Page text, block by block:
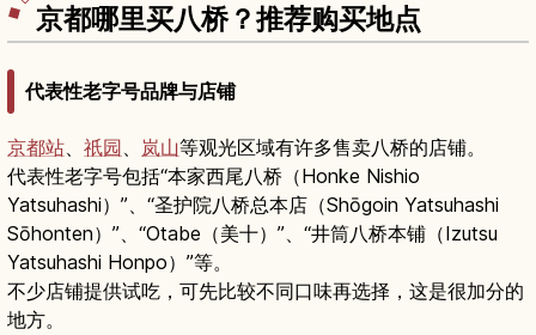
京都哪里买八桥？推荐购买地点
代表性老字号品牌与店铺
京都站、 祇园、 岚山等观光区域有许多售卖八桥的店铺。
代表性老字号包括“本家西尾八桥（Honke Nishio
Yatsuhashi）”、“圣护院八桥总本店（Shōgoin Yatsuhashi
Sōhonten）”、“Otabe（美十）”、“井筒八桥本铺（Izutsu
Yatsuhashi Honpo）”等。
不少店铺提供试吃，可先比较不同口味再选择，这是很加分的
地方。